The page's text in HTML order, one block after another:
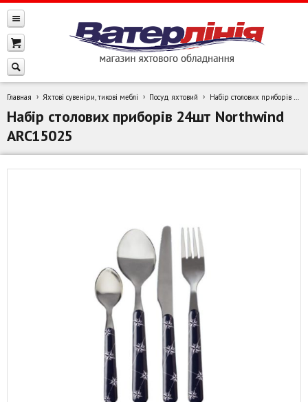
Главная Яхтові сувеніри, тикові меблі Посуд яхтовий Набір столових приборів 24шт Northwind ARC15025
Набір столових приборів 24шт Northwind
ARC15025